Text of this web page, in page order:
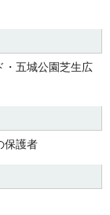
・五城公園芝生広
保護者